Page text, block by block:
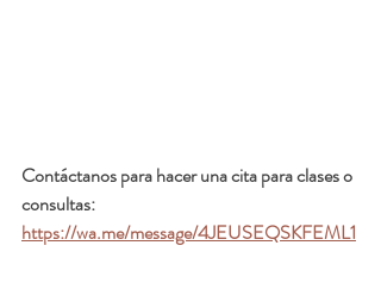
Contáctanos para hacer una cita para clases o
consultas:
https://wa.me/message/4JEUSEQSKFEML1